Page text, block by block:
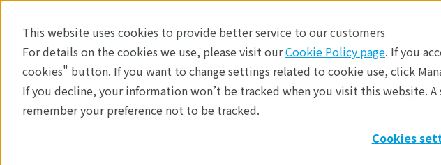
This website uses cookies to provide better service to our customers
For details on the cookies we use, please visit ourCookie Policy page. If you
cookies" button. If you want to change settings related to cookie use, click
If you decline, your information won’t be tracked when you visit this website.
remember your preference not to be tracked.
Cookies
製品 産業分野​ 分析手法​ 参考資料